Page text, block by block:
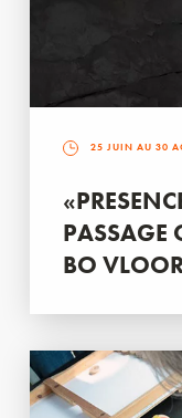
25 JUIN AU 30
PASSAGE
BO